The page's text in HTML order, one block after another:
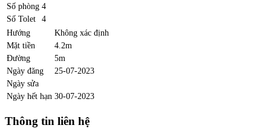
Số phòng 4
Số Tolet
4
Hướng
Không xác định
Mặt tiền
4.2m
Đường
5m
Ngày đăng
25-07-2023
Ngày sửa
Ngày hết hạn 30-07-2023
Thông tin liên hệ